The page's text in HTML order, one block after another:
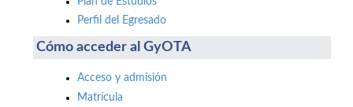
Perfil del Egresado
Cómo acceder al GyOTA
Acceso y admisión
Matrícula